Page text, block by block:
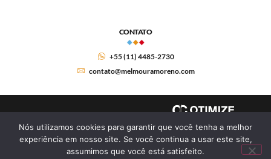
CONTATO
+55 (11) 4485-2730
contato@melmouramoreno.com
Nós utilizamos cookies para garantir que você tenha a melhor
experiência em nosso site. Se você continua a usar este site,
assumimos que você está satisfeito.